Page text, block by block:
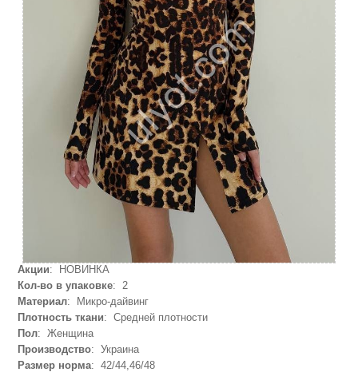
Акции: НОВИНКА
Кол-во в упаковке: 2
Материал: Микро-дайвинг
Плотность ткани: Средней плотности
Пол: Женщина
Производство: Украина
Размер норма: 42/44,46/48